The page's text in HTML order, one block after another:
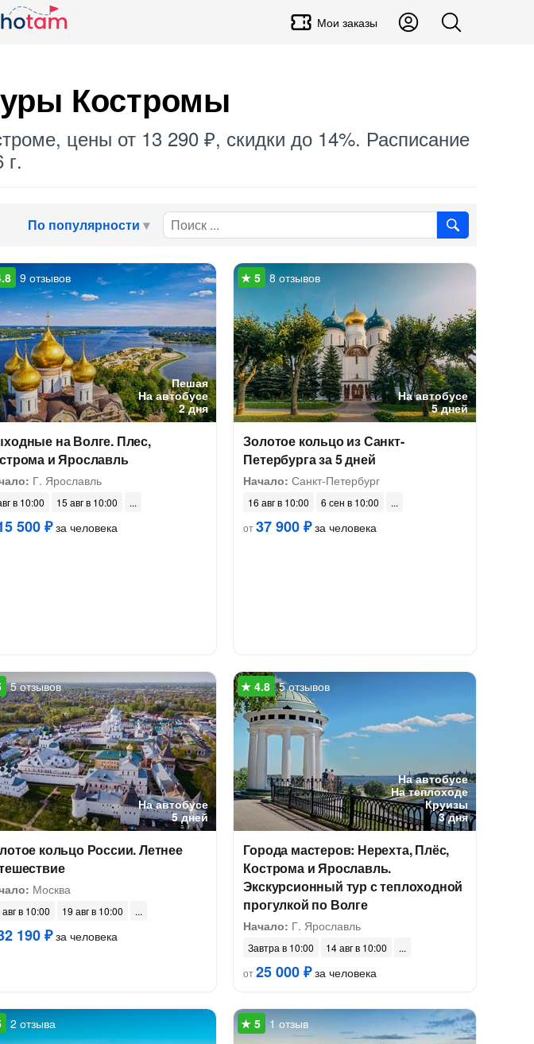
Мои заказы
Костромы
цены от 13 290 ₽, скидки до 14%. Расписание
г.
По популярности
Пешая
На автобусе
2 дня
9 отзывов
на Волге. Плес,
и Ярославль
Г. Ярославль
в 10:00
15 авг в 10:00
500 ₽за человека
На автобусе
5 дней
8 отзывов
Золотое кольцо из Санкт-
Петербурга за 5 дней
Начало: Санкт-Петербург
16 авг в 10:00
6 сен в 10:00
от37 900 ₽за человека
На автобусе
5 дней
5 отзывов
кольцо России. Летнее
Москва
в 10:00
19 авг в 10:00
190 ₽за человека
На автобусе
На теплоходе
Круизы
3 дня
5 отзывов
Города мастеров: Нерехта, Плёс,
Кострома и Ярославль.
Экскурсионный тур с теплоходной
прогулкой по Волге
Начало: Г. Ярославль
Завтра в 10:00
14 авг в 10:00
от25 000 ₽за человека
2 отзыва 1 отзыв